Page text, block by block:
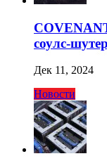
соулс-
Дек 11, 2024
Новости